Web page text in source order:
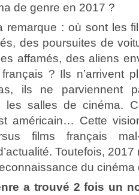
de genre en 2017 ?
remarque : où sont les
des poursuites de
affamés, des aliens
? Ils n’arrivent
ils ne parviennent
les salles de cinéma.
américain… Cette
films français
Toutefois,
du cinéma
a trouvé 2 fois un